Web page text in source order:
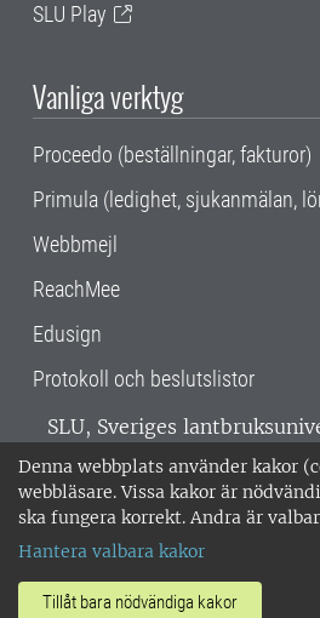
Denna webbplats använder kakor
webbläsare. Vissa kakor är
ska fungera korrekt. Andra är
Hantera valbara kakor
Tillåt bara nödvändiga kakor
SLU Play
Vanliga verktyg
Proceedo (beställningar, fakturor)
Primula (ledighet, sjukanmälan,
Webbmejl
ReachMee
Edusign
Protokoll och beslutslistor
SLU, Sveriges
verksamhet över hela
Alnarp, Uppsala och Umeå.
miljöcertifierat enligt ISO
018-67 10 00 • Org nr:
Om SLU:s webbplatser